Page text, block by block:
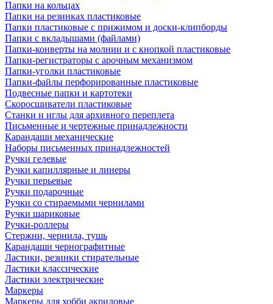
Папки на кольцах
Папки на резинках пластиковые
Папки пластиковые с прижимом и доски-клипборды
Папки с вкладышами (файлами)
Папки-конверты на молнии и с кнопкой пластиковые
Папки-регистраторы с арочным механизмом
Папки-уголки пластиковые
Папки-файлы перфорированные пластиковые
Подвесные папки и картотеки
Скоросшиватели пластиковые
Станки и иглы для архивного переплета
Письменные и чертежные принадлежности
Карандаши механические
Наборы письменных принадлежностей
Ручки гелевые
Ручки капиллярные и линеры
Ручки перьевые
Ручки подарочные
Ручки со стираемыми чернилами
Ручки шариковые
Ручки-роллеры
Стержни, чернила, тушь
Карандаши чернографитные
Ластики, резинки стирательные
Ластики классические
Ластики электрические
Маркеры
Маркеры для хобби акриловые